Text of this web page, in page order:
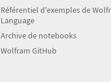
Référentiel d'exemples de
Language
Archive de notebooks
Wolfram GitHub